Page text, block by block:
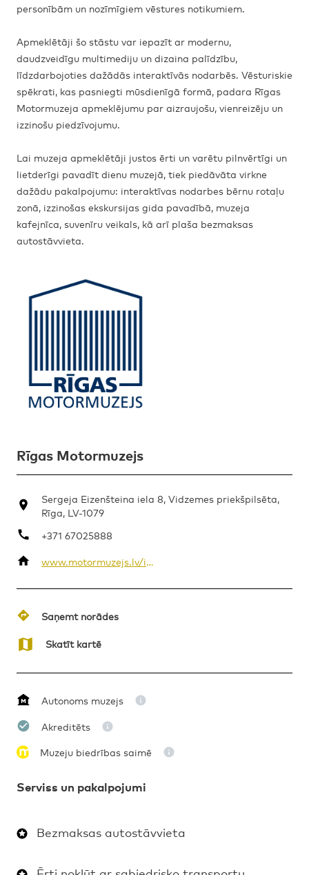
personībām un nozīmīgiem vēstures notikumiem.
Apmeklētāji šo stāstu var iepazīt ar modernu,
daudzveidīgu multimediju un dizaina palīdzību,
līdzdarbojoties dažādās interaktīvās nodarbēs. Vēsturiskie
spēkrati, kas pasniegti mūsdienīgā formā, padara Rīgas
Motormuzeja apmeklējumu par aizraujošu, vienreizēju un
izzinošu piedzīvojumu.
Lai muzeja apmeklētāji justos ērti un varētu pilnvērtīgi un
lietderīgi pavadīt dienu muzejā, tiek piedāvāta virkne
dažādu pakalpojumu: interaktīvas nodarbes bērnu rotaļu
zonā, izzinošas ekskursijas gida pavadībā, muzeja
kafejnīca, suvenīru veikals, kā arī plaša bezmaksas
autostāvvieta.
Rīgas Motormuzejs
Sergeja Eizenšteina iela 8, Vidzemes priekšpilsēta,
Rīga, LV-1079
+371 67025888
Saņemt norādes
Skatīt kartē
Autonoms muzejs
Akreditēts
Muzeju biedrības saimē
Serviss un pakalpojumi
Bezmaksas autostāvvieta